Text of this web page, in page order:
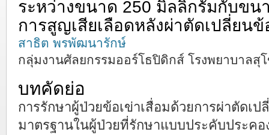
ระหว่างขนาด 250 มิลลิกรัมกับขน
การสูญเสียเลือดหลังผ่าตัดเปลี่ยนข้
สาธิต พรพัฒนารักษ์
กลุ่มงานศัลยกรรมออร์โธปิดิกส์ โรงพยาบาลสุ
บทคัดย่อ
การรักษาผู้ป่วยข้อเข่าเสื่อมด้วยการผ่าตัดเ
มาตรฐานในผู้ป่วยที่รักษาแบบประคับประค